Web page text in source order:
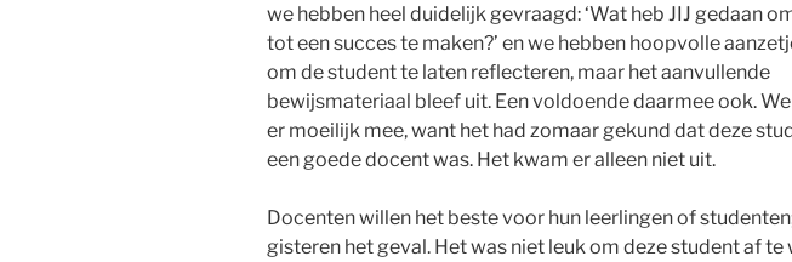
we hebben heel duidelijk gevraagd: ‘Wat heb JIJ gedaan
tot een succes te maken?’ en we hebben hoopvolle
om de student te laten reflecteren, maar het aanvullende
bewijsmateriaal bleef uit. Een voldoende daarmee ook.
er moeilijk mee, want het had zomaar gekund dat deze
een goede docent was. Het kwam er alleen niet uit.
Docenten willen het beste voor hun leerlingen of
gisteren het geval. Het was niet leuk om deze student af te